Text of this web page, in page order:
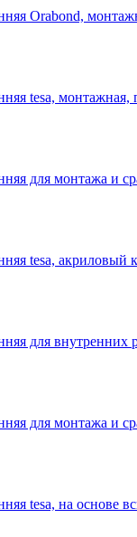
Orabond,
tesa,
для монтажа и
tesa,
для
для монтажа и
tesa, на